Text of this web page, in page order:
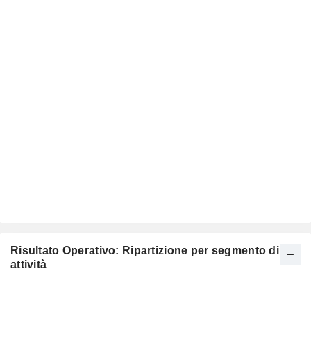
Risultato Operativo: Ripartizione per segmento di
attività